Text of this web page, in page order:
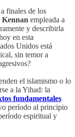
finales de los
Kennan empleada a
y describirla
en esta
Unidos está
sin temor a
el islamismo o lo
a la Yihad: la
fundamentales
período al principio
espiritual y